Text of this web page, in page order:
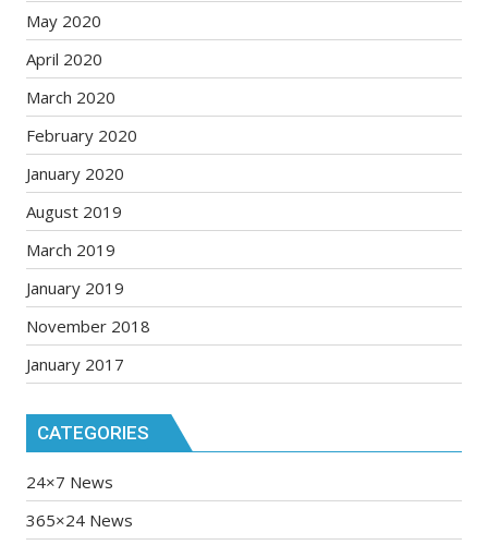
May 2020
April 2020
March 2020
February 2020
January 2020
August 2019
March 2019
January 2019
November 2018
January 2017
CATEGORIES
24×7 News
365×24 News